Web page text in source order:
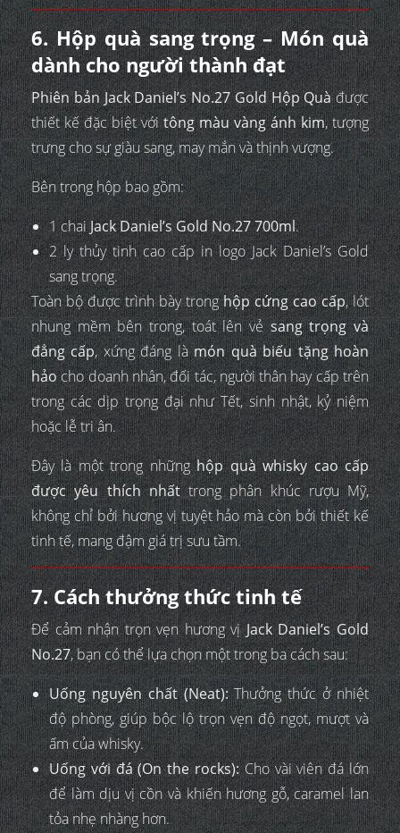
6. Hộp quà sang trọng – Món quà
dành cho người thành đạt
Phiên bản Jack Daniel’s No.27 Gold Hộp Quàđược
thiết kế đặc biệt vớitông màu vàng ánh kim, tượng
trưng cho sự giàu sang, may mắn và thịnh vượng.
Bên trong hộp bao gồm:
1 chaiJack Daniel’s Gold No.27 700ml.
2 ly thủy tinh cao cấp in logo Jack Daniel’s Gold
sang trọng.
Toàn bộ được trình bày tronghộp cứng cao cấp, lót
nhung mềm bên trong, toát lên vẻsang trọng và
đẳng cấp, xứng đáng làmón quà biếu tặng hoàn
hảocho doanh nhân, đối tác, người thân hay cấp trên
trong các dịp trọng đại như Tết, sinh nhật, kỷ niệm
hoặc lễ tri ân.
Đây là một trong nhữnghộp quà whisky cao cấp
được yêu thích nhấttrong phân khúc rượu Mỹ,
không chỉ bởi hương vị tuyệt hảo mà còn bởi thiết kế
tinh tế, mang đậm giá trị sưu tầm.
7. Cách thưởng thức tinh tế
Để cảm nhận trọn vẹn hương vịJack Daniel’s Gold
No.27, bạn có thể lựa chọn một trong ba cách sau:
Uống nguyên chất (Neat):Thưởng thức ở nhiệt
độ phòng, giúp bộc lộ trọn vẹn độ ngọt, mượt và
ấm của whisky.
Uống với đá (On the rocks):Cho vài viên đá lớn
để làm dịu vị cồn và khiến hương gỗ, caramel lan
tỏa nhẹ nhàng hơn.